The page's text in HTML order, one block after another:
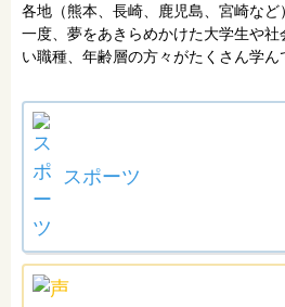
各地（熊本、長崎、鹿児島、宮崎など
一度、夢をあきらめかけた大学生や
い職種、年齢層の方々がたくさん学ん
スポーツ